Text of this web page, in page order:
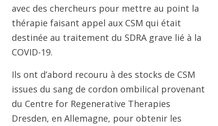
avec des chercheurs pour mettre au point la
thérapie faisant appel aux CSM qui était
destinée au traitement du SDRA grave lié à la
COVID-19.
Ils ont d’abord recouru à des stocks de CSM
issues du sang de cordon ombilical provenant
du Centre for Regenerative Therapies
Dresden, en Allemagne, pour obtenir les